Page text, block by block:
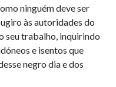
ninguém deve ser
às autoridades do
seu trabalho, inquirindo
e isentos que
negro dia e dos